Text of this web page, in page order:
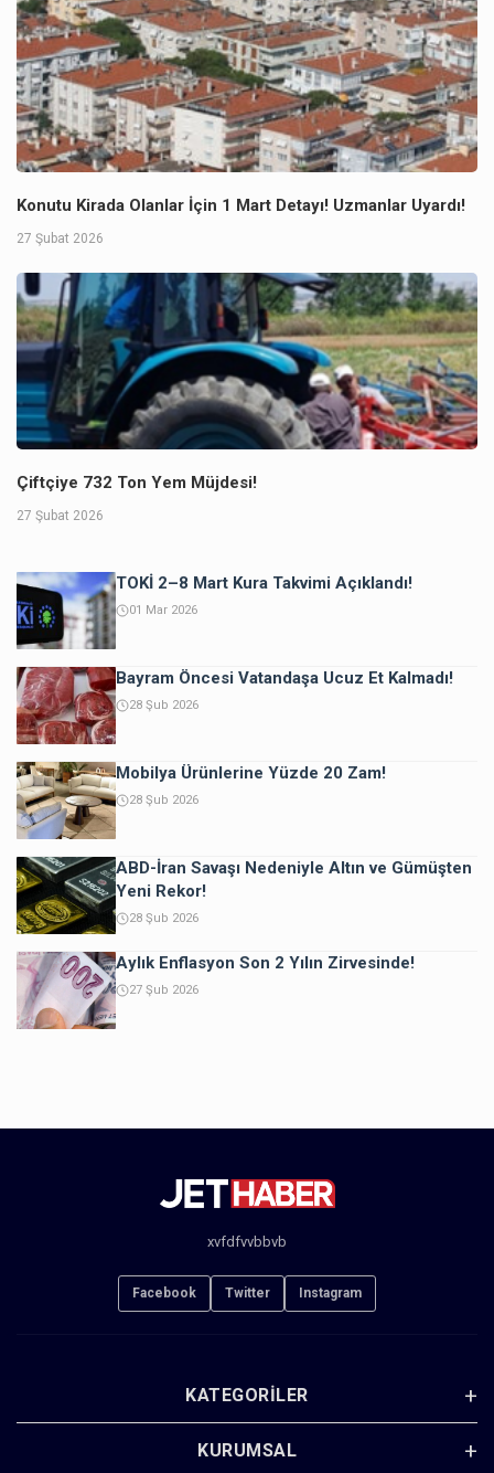
Konutu Kirada Olanlar İçin 1 Mart Detayı! Uzmanlar Uyardı!
27 Şubat 2026
Çiftçiye 732 Ton Yem Müjdesi!
27 Şubat 2026
TOKİ 2–8 Mart Kura Takvimi Açıklandı!
01 Mar 2026
Bayram Öncesi Vatandaşa Ucuz Et Kalmadı!
28 Şub 2026
Mobilya Ürünlerine Yüzde 20 Zam!
28 Şub 2026
ABD-İran Savaşı Nedeniyle Altın ve Gümüşten
Yeni Rekor!
28 Şub 2026
Aylık Enflasyon Son 2 Yılın Zirvesinde!
27 Şub 2026
xvfdfvvbbvb
Facebook Twitter Instagram
KATEGORILER
KURUMSAL